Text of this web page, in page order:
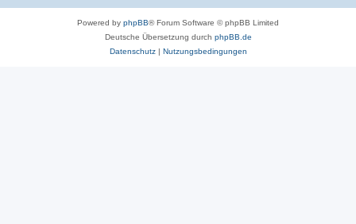
Powered by phpBB® Forum Software © phpBB Limited
Deutsche Übersetzung durch phpBB.de
Datenschutz| Nutzungsbedingungen